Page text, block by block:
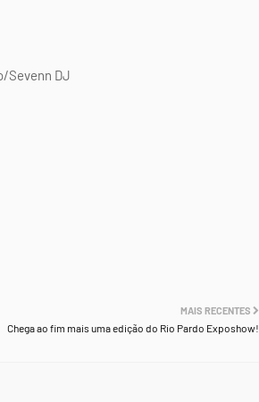
Sevenn DJ
MAIS RECENTES
Chega ao fim mais uma edição do Rio Pardo Exposhow!